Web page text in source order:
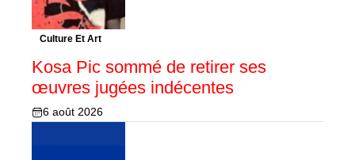
Culture Et Art
Kosa Pic sommé de retirer ses
œuvres jugées indécentes
6 août 2026